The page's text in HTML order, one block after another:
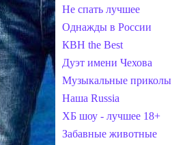
Не спать лучшее
Однажды в России
КВН the Best
Дуэт имени Чехова
Музыкальные приколы
Наша Russia
ХБ шоу - лучшее 18+
Забавные животные